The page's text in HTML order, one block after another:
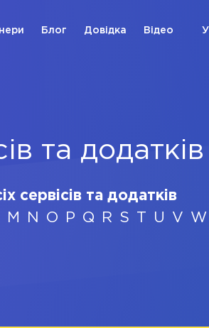
Блог Довідка Відео
та
сервісів та додатків
M N O P Q R S U V W